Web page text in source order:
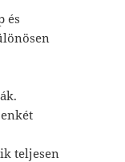
és
teljesen